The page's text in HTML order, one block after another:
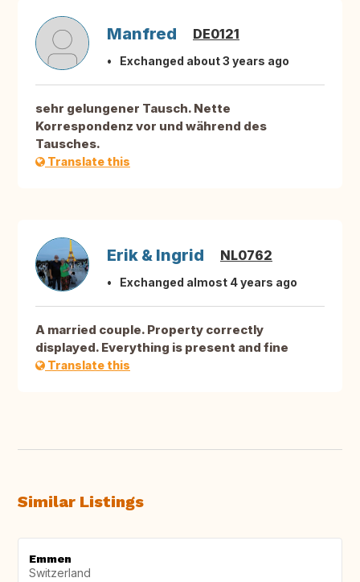
Manfred DE0121
Exchanged about 3 years ago
sehr gelungener Tausch. Nette
Korrespondenz vor und während des
Tausches.
Translate this
Erik & Ingrid NL0762
Exchanged almost 4 years ago
A married couple. Property correctly
displayed. Everything is present and fine
Translate this
Similar Listings
Emmen
Switzerland